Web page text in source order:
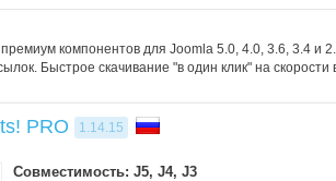
компонентов для Joomla 5.0, 4.0, 3.6, 3.4 и
Быстрое скачивание "в один клик" на скорости
PRO 1.14.15
Совместимость: J5, J4, J3